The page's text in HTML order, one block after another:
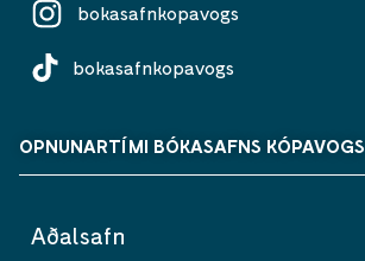
bokasafnkopavogs
bokasafnkopavogs
OPNUNARTÍMI BÓKASAFNS KÓPAVOGS
Aðalsafn